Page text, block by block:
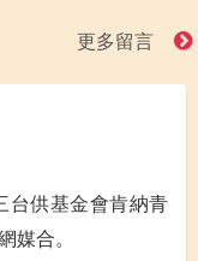
更多留言
台供基金會肯納青
媒合。